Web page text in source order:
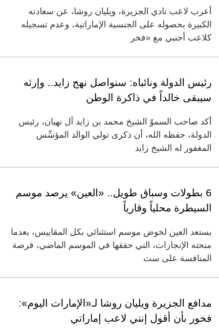
أعرب لاعب نادي الجزيرة، ويليان روشا، عن سعادته
الكبيرة بحصوله على الجنسية الإماراتية، وعدم تسجيله
كلاعب أجنبي مع «فخر
رئيس الدولة ونائباه: سنواصل نهج زايد.. وإرثه
سيبقى خالداً في ذاكرة الوطن
أكد صاحب السموّ الشيخ محمد بن زايد آل نهيان، رئيس
الدولة، حفظه الله، أن ذكرى تولي الوالد المؤسِّس
المغفور له الشيخ زايد
6 بطولات وسباق طويل.. «العين» يرصد موسم
السيطرة محلياً وقارياً
يستعد العين لخوض موسم استثنائي بكل المقاييس، بعدما
منحته الإنجازات، التي حققها في الموسم الماضي، فرصة
المنافسة على ست
مدافع الجزيرة ويليان روشا لـ«الإمارات اليوم»:
فخور بأن أقول إنني لاعب إماراتي